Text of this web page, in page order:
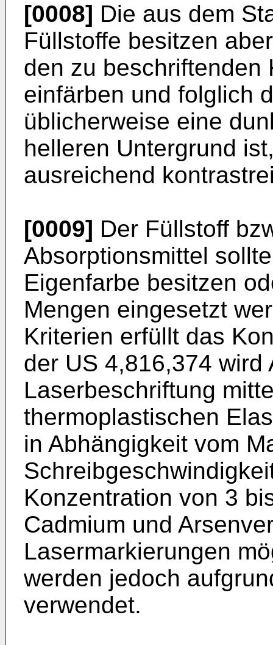
[0008] Die aus dem
Füllstoffe besitzen
den zu beschriftenden
einfärben und folglich
üblicherweise eine
helleren Untergrund
ausreichend
[0009] Der Füllstoff
Absorptionsmittel
Eigenfarbe besitzen
Mengen eingesetzt
Kriterien erfüllt das
der US 4,816,374 wird
Laserbeschriftung
thermoplastischen
in Abhängigkeit vom
Konzentration von 3
Cadmium und
Lasermarkierungen
werden jedoch
verwendet.